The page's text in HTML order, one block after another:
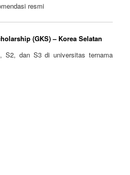
resmi
(GKS) – Korea Selatan
S2, dan S3 di universitas ternama